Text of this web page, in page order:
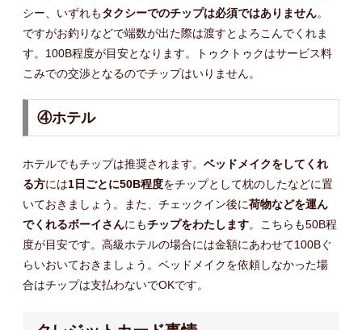
シー、いずれもタクシーでのチップは必須ではありません。
ですがお釣りなどで端数が出た際は渡すとよろこんでくれま
す。100B程度が目安となります。トゥクトゥクはサービス料
こみでの交渉となるのでチップはいりません。
④ホテル
ホテルでもチップは推奨されます。ベッドメイクをしてくれ
る方には1日ごとに50B程度をチップとして枕のしたなどに置
いておきましょう。また、チェックイン後に荷物などを運ん
でくれるボーイさんにもチップをわたします。こちらも50B程
度が目安です。高級ホテルの場合には金額にあわせて100Bぐ
らいおいておきましょう。ベッドメイクを依頼しなかった場
合はチップは支払わないでOKです。